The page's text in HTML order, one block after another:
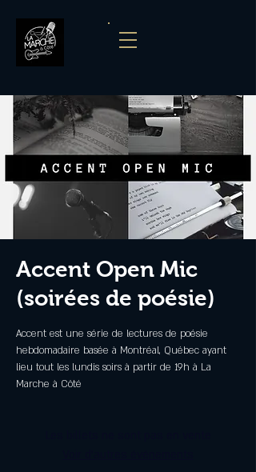
Accent Open Mic
(soirées de poésie)
Accent est une série de lectures de poésie
hebdomadaire basée à Montréal, Québec ayant
lieu tout les lundis soirs à partir de 19h à La
Marche à Côté